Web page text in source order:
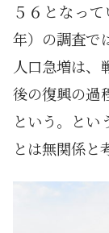
５６となっ
年）の調査で
人口急増は、
後の復興の過
という。とい
とは無関係と